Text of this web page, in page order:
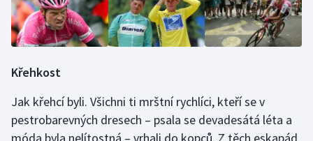
Křehkost
Jak křehcí byli. Všichni ti mrštní rychlíci, kteří se v
pestrobarevných dresech – psala se devadesátá léta a
móda byla nelítostná – vrhali do kopců. Z těch eskapád